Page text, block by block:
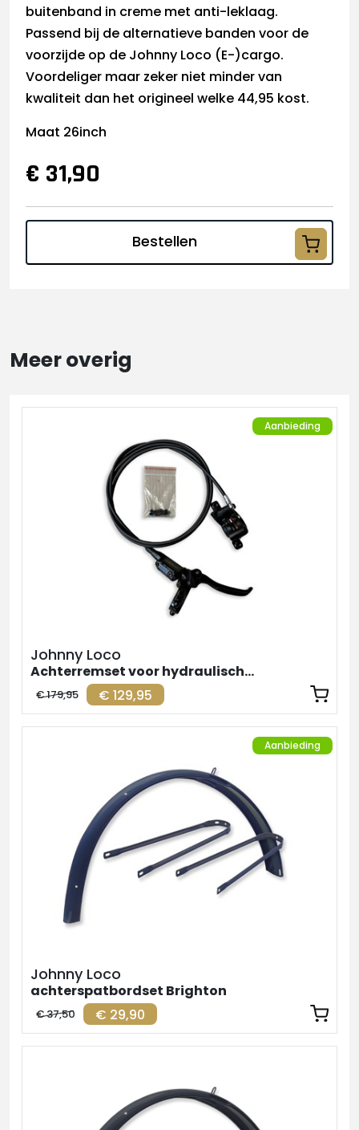
buitenband in creme met anti-leklaag.
Passend bij de alternatieve banden voor de
voorzijde op de Johnny Loco (E-)cargo.
Voordeliger maar zeker niet minder van
kwaliteit dan het origineel welke 44,95 kost.
Maat 26inch
€ 31,90
Bestellen
Meer overig
Aanbieding
Johnny Loco
Achterremset voor hydraulische remmen
€ 129,95
€ 179,95
Aanbieding
Johnny Loco
achterspatbordset Brighton
€ 29,90
€ 37,50